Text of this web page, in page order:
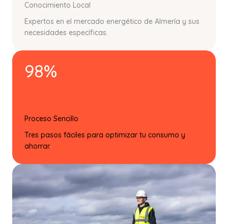
Conocimiento Local
Expertos en el mercado energético de Almería y sus
necesidades específicas.
98%
Proceso Sencillo
Tres pasos fáciles para optimizar tu consumo y
ahorrar.